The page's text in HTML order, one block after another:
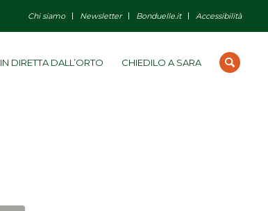
Chi siamo Newsletter Bonduelle.it Accessibilità
IN DIRETTA DALL’ORTO CHIEDILO A SARA